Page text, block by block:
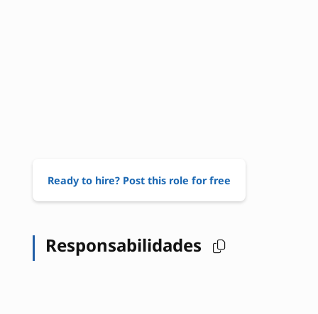
Ready to hire? Post this role for free
Responsabilidades